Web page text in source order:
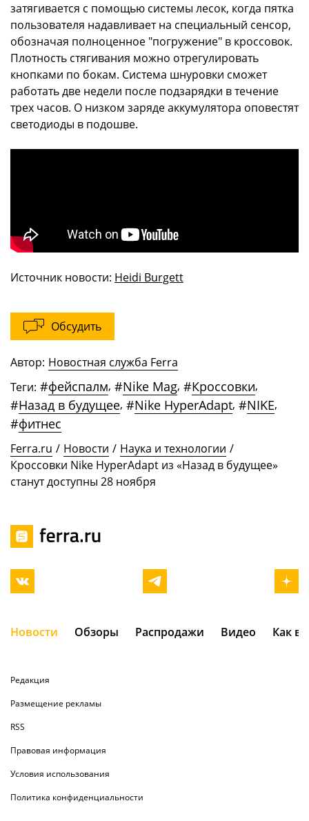
затягивается с помощью системы лесок, когда пятка
пользователя надавливает на специальный сенсор,
обозначая полноценное "погружение" в кроссовок.
Плотность стягивания можно отрегулировать
кнопками по бокам. Система шнуровки сможет
работать две недели после подзарядки в течение
трех часов. О низком заряде аккумулятора оповестят
светодиоды в подошве.
Источник новости: Heidi Burgett
Обсудить
Автор: Новостная служба Ferra
Теги: #фейспалм, #Nike Mag, #Кроссовки,
#Назад в будущее, #Nike HyperAdapt, #NIKE,
#фитнес
Ferra.ru / Новости / Наука и технологии /
Кроссовки Nike HyperAdapt из «Назад в будущее»
станут доступны 28 ноября
Новости Обзоры Распродажи Видео Как
Редакция
Размещение рекламы
RSS
Правовая информация
Условия использования
Политика конфиденциальности